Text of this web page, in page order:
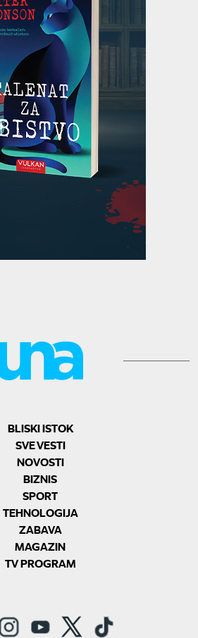
BLISKI ISTOK
SVE VESTI
NOVOSTI
BIZNIS
SPORT
TEHNOLOGIJA
ZABAVA
MAGAZIN
TV PROGRAM